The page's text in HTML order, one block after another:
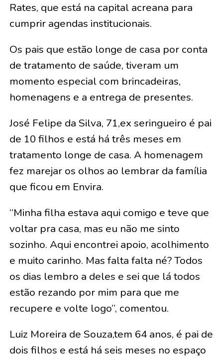
Rates, que está na capital acreana para
cumprir agendas institucionais.
Os pais que estão longe de casa por conta
de tratamento de saúde, tiveram um
momento especial com brincadeiras,
homenagens e a entrega de presentes.
José Felipe da Silva, 71,ex seringueiro é pai
de 10 filhos e está há três meses em
tratamento longe de casa. A homenagem
fez marejar os olhos ao lembrar da família
que ficou em Envira.
“Minha filha estava aqui comigo e teve que
voltar pra casa, mas eu não me sinto
sozinho. Aqui encontrei apoio, acolhimento
e muito carinho. Mas falta falta né? Todos
os dias lembro a deles e sei que lá todos
estão rezando por mim para que me
recupere e volte logo”, comentou.
Luiz Moreira de Souza,tem 64 anos, é pai de
dois filhos e está há seis meses no espaço